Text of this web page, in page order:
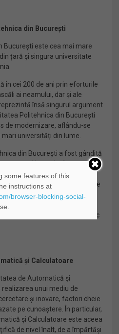
din București
București este cea mai mare
țară și singura universitate
în cei 200 de ani prin eforturile
ai neamului, dar și ale
însă singurul argument
Politehnica din București
de modernizare, aflându-se
universități din lume.
din București a fost gândită
și inovație, fapt ce
și o economie a
în primul rând prin cercetare
educație și instruire
tehnologia informației și
sunt elemente care definesc
și Calculatoare
de Automatică şi
unui mediu de
şi inovare, factori cheie
pe cunoaştere. În particular,
și Calculatoare este aceea
de nivel înalt, de a împărtăşi
some features of this
instructions at
browser-blocking-social-